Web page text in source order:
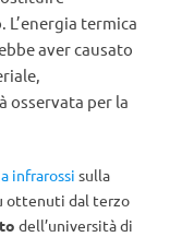
L’energia termica
aver causato
osservata per la
infrarossi sulla
ottenuti dal terzo
dell’università di